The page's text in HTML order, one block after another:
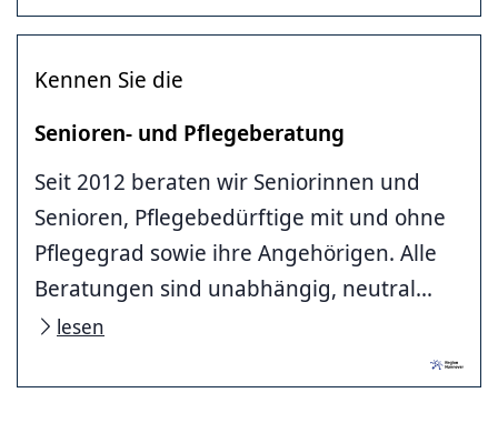
Kennen Sie die
Senioren- und Pflegeberatung
Seit 2012 beraten wir Seniorinnen und
Senioren, Pflegebedürftige mit und ohne
Pflegegrad sowie ihre Angehörigen. Alle
Beratungen sind unabhängig, neutral...
lesen